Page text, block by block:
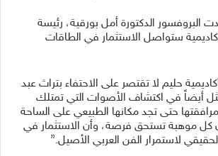
البروفسور الدكتورة أمل بورقية، رئيسة
ستواصل الاستثمار في الطاقات
حليم لا تقتصر على الاحتفاء بتراث عبد
أيضاً في اكتشاف الأصوات التي تمتلك
حتى تجد مكانها الطبيعي على الساحة
كل موهبة تستحق فرصة، وأن الاستثمار في
لاستمرار الفن العربي الأصيل.”